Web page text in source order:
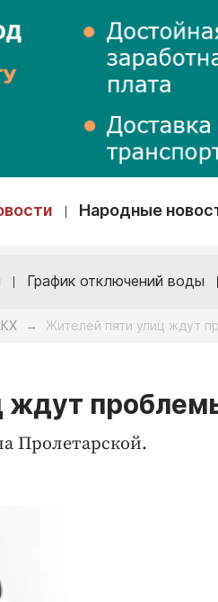
Народные
График отключений воды
→ Жителей пяти улиц ждут
ждут
Пролетарской.